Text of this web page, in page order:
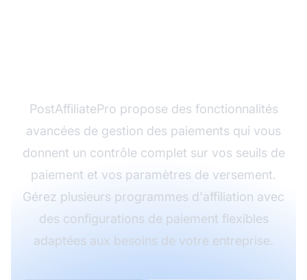
PostAffiliatePro propose des fonctionnalités
avancées de gestion des paiements qui vous
donnent un contrôle complet sur vos seuils de
paiement et vos paramètres de versement.
Gérez plusieurs programmes d'affiliation avec
des configurations de paiement flexibles
adaptées aux besoins de votre entreprise.